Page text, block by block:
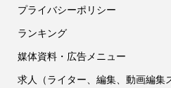
プライバシーポリシー
ランキング
媒体資料・広告メニュー
求人（ライター、編集、動画編集